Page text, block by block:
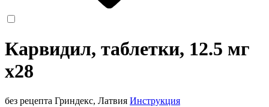
Карвидил, таблетки, 12.5 мг
x28
без рецепта Гриндекс, Латвия Инструкция